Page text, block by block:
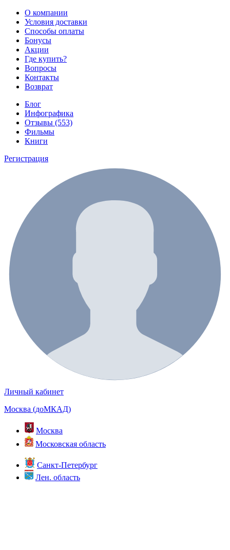
О компании
Условия доставки
Способы оплаты
Бонусы
Акции
Где купить?
Вопросы
Контакты
Возврат
Блог
Инфографика
Отзывы (553)
Фильмы
Книги
Регистрация
Личный кабинет
Москва (доМКАД)
Москва
Московская область
Санкт-Петербург
Лен. область